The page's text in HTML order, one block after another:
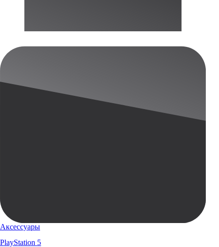
Аксессуары
PlayStation 5